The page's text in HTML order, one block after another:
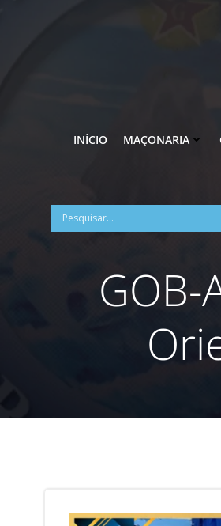
INÍCIO MAÇONARIA
GOB-